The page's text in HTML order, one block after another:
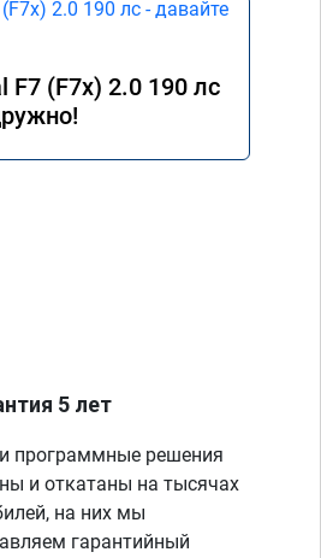
F7 (F7x) 2.0 190 лс
5 лет
программные решения
и откатаны на тысячах
на них мы
гарантийный